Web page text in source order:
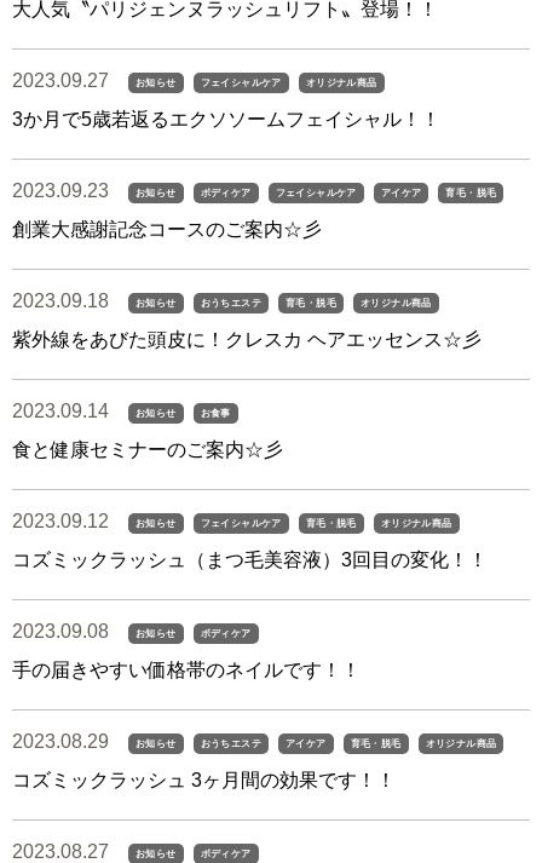
大人気〝パリジェンヌラッシュリフト〟登場！！
2023.09.27 お知らせ フェイシャルケア オリジナル商品
3か月で5歳若返るエクソソームフェイシャル！！
2023.09.23 お知らせ ボディケア フェイシャルケア アイケア 育毛・脱毛
創業大感謝記念コースのご案内☆彡
2023.09.18 お知らせ おうちエステ 育毛・脱毛 オリジナル商品
紫外線をあびた頭皮に！クレスカ ヘアエッセンス☆彡
2023.09.14 お知らせ お食事
食と健康セミナーのご案内☆彡
2023.09.12 お知らせ フェイシャルケア 育毛・脱毛 オリジナル商品
コズミックラッシュ（まつ毛美容液）3回目の変化！！
2023.09.08 お知らせ ボディケア
手の届きやすい価格帯のネイルです！！
2023.08.29 お知らせ おうちエステ アイケア 育毛・脱毛 オリジナル商品
コズミックラッシュ 3ヶ月間の効果です！！
2023.08.27 お知らせ ボディケア